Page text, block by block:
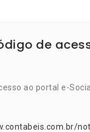
de
ao portal e-